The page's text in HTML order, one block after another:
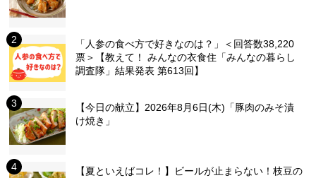
「人参の食べ方で好きなのは？」＜回答数38,220
票＞【教えて！ みんなの衣食住「みんなの暮らし
調査隊」結果発表 第613回】
【今日の献立】2026年8月6日(木)「豚肉のみそ漬
け焼き」
【夏といえばコレ！】ビールが止まらない！枝豆の